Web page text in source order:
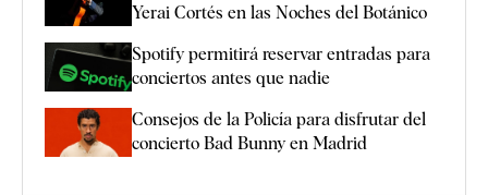
Yerai Cortés en las Noches del Botánico
Spotify permitirá reservar entradas para
conciertos antes que nadie
Consejos de la Policía para disfrutar del
concierto Bad Bunny en Madrid